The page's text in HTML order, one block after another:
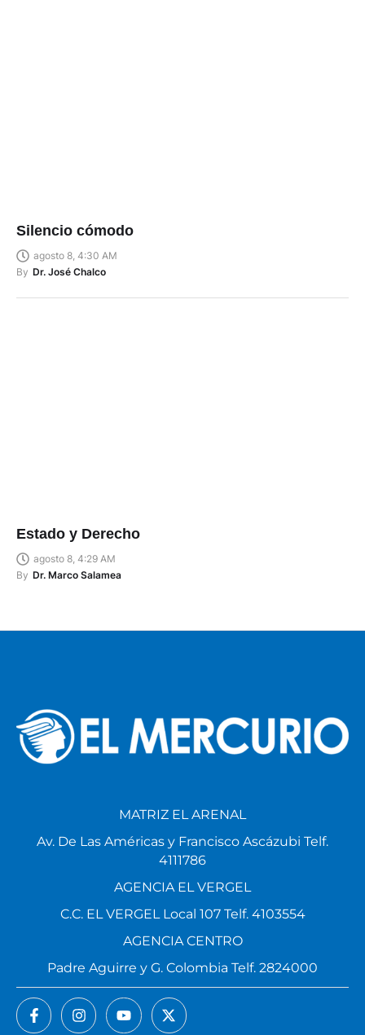
Silencio cómodo
agosto 8, 4:30 AM
By Dr. José Chalco
Estado y Derecho
agosto 8, 4:29 AM
By Dr. Marco Salamea
MATRIZ EL ARENAL
Av. De Las Américas y Francisco Ascázubi Telf.
4111786
AGENCIA EL VERGEL
C.C. EL VERGEL Local 107 Telf. 4103554
AGENCIA CENTRO
Padre Aguirre y G. Colombia Telf. 2824000